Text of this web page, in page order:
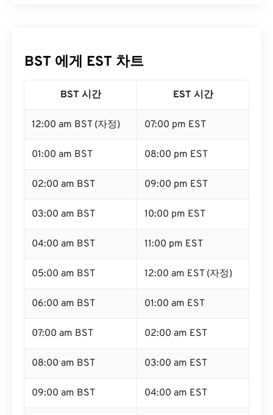
BST 에게 EST 차트
BST 시간 EST 시간
12:00 am BST (자정) 07:00 pm EST
01:00 am BST 08:00 pm EST
02:00 am BST 09:00 pm EST
03:00 am BST 10:00 pm EST
04:00 am BST 11:00 pm EST
05:00 am BST 12:00 am EST (자정)
06:00 am BST 01:00 am EST
07:00 am BST 02:00 am EST
08:00 am BST 03:00 am EST
09:00 am BST 04:00 am EST